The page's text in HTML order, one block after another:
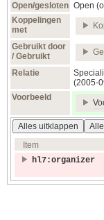
Open/gesloten Open
Koppelingen
met
Gebruikt door
/ Gebruikt
Relatie
Voorbeeld
Alles uitklappen
Item
hl7:organizer